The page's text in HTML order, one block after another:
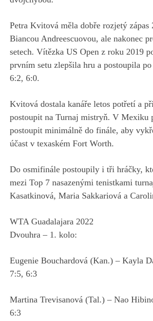
Petra Kvitová měla dobře rozjetý zápas
Biancou Andreescuovou, ale nakonec
setech. Vítězka US Open z roku 2019
prvním setu zlepšila hru a postoupila
6:2, 6:0.
Kvitová dostala kanáře letos potřetí a
postoupit na Turnaj mistryň. V Mexiku
postoupit minimálně do finále, aby
účast v texaském Fort Worth.
Do osmifinále postoupily i tři hráčky,
mezi Top 7 nasazenými tenistkami
Kasatkinová, Maria Sakkariová a
WTA Guadalajara 2022
Dvouhra – 1. kolo:
Eugenie Bouchardová (Kan.) – Kayla
7:5, 6:3
Martina Trevisanová (Tal.) – Nao
6:3